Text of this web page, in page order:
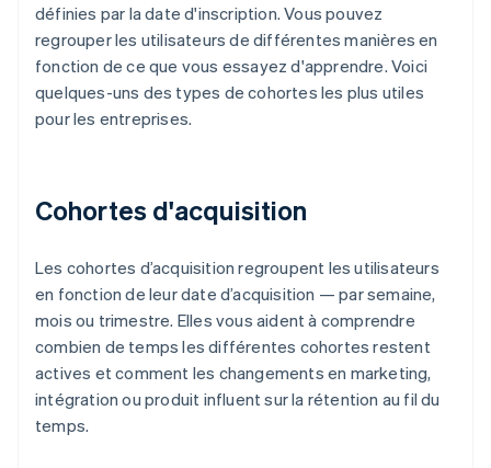
définies par la date d'inscription. Vous pouvez
regrouper les utilisateurs de différentes manières en
fonction de ce que vous essayez d'apprendre. Voici
quelques-uns des types de cohortes les plus utiles
pour les entreprises.
Cohortes d'acquisition
Les cohortes d’acquisition regroupent les utilisateurs
en fonction de leur date d’acquisition — par semaine,
mois ou trimestre. Elles vous aident à comprendre
combien de temps les différentes cohortes restent
actives et comment les changements en marketing,
intégration ou produit influent sur la rétention au fil du
temps.